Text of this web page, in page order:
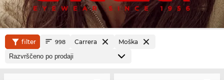
filter 998 Carrera Moška